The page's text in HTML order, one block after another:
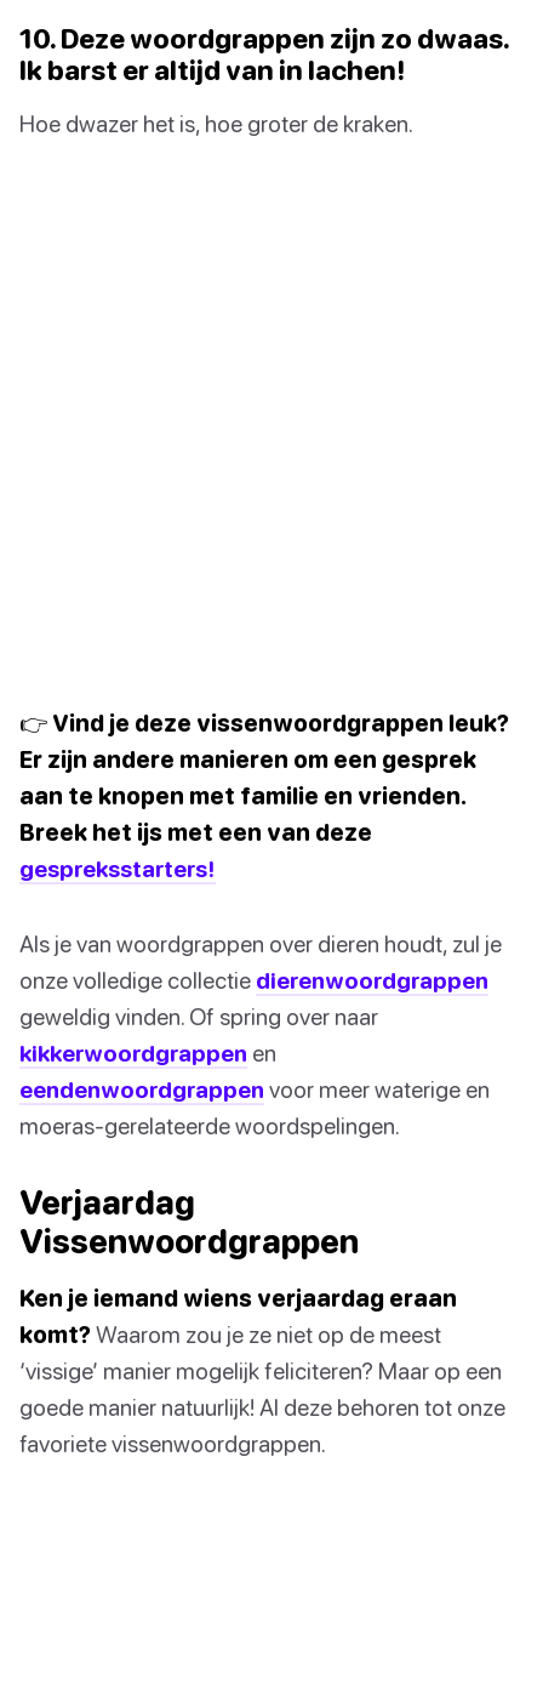
10. Deze woordgrappen zijn zo dwaas.
Ik barst er altijd van in lachen!
Hoe dwazer het is, hoe groter de kraken.
👉 Vind je deze vissenwoordgrappen leuk?
Er zijn andere manieren om een gesprek
aan te knopen met familie en vrienden.
Breek het ijs met een van deze
gespreksstarters!
Als je van woordgrappen over dieren houdt, zul je
onze volledige collectie dierenwoordgrappen
geweldig vinden. Of spring over naar
kikkerwoordgrappen en
eendenwoordgrappen voor meer waterige en
moeras-gerelateerde woordspelingen.
Verjaardag
Vissenwoordgrappen
Ken je iemand wiens verjaardag eraan
komt?Waarom zou je ze niet op de meest
‘vissige’ manier mogelijk feliciteren? Maar op een
goede manier natuurlijk! Al deze behoren tot onze
favoriete vissenwoordgrappen.